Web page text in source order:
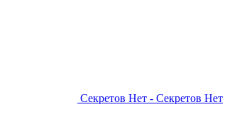
Секретов Нет - Секретов Нет